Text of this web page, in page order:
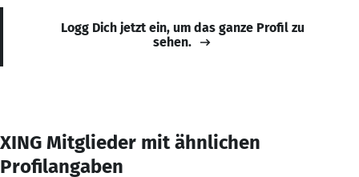
Logg Dich jetzt ein, um das ganze Profil zu
sehen.
XING Mitglieder mit ähnlichen
Profilangaben